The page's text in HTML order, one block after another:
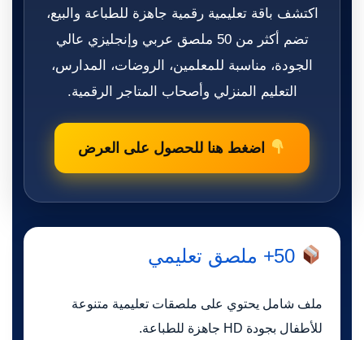
اكتشف باقة تعليمية رقمية جاهزة للطباعة والبيع،
تضم أكثر من 50 ملصق عربي وإنجليزي عالي
الجودة، مناسبة للمعلمين، الروضات، المدارس،
التعليم المنزلي وأصحاب المتاجر الرقمية.
اضغط هنا للحصول على العرض
50+ ملصق تعليمي
ملف شامل يحتوي على ملصقات تعليمية متنوعة
للأطفال بجودة HD جاهزة للطباعة.